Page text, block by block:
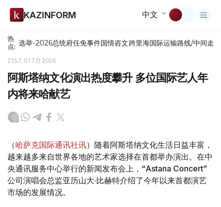
KAZINFORM 中文
热
点: 选举-2026总统府任免事件国情咨文跨里海国际运输路线/中间走廊
21:57, 01 7月 2026
阿斯塔纳文化演出热度攀升 多位国际艺人年
内将来哈献艺
（哈萨克国际通讯社讯）随着阿斯塔纳文化生活日益丰富，
越来越多来自世界各地的艺术家选择在首都举办演出。在中
央通讯服务中心举行的新闻发布会上，“Astana Concert”
公司演唱会总监亚历山大·比赫特介绍了今年以来首都演艺
市场的发展情况。